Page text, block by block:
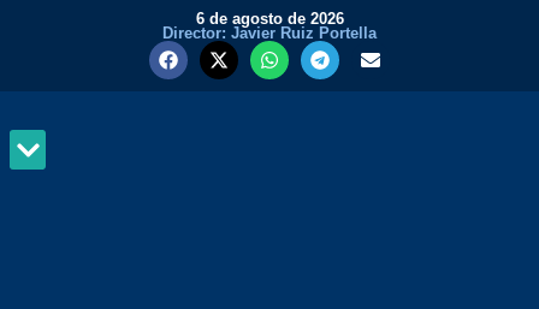
6 de agosto de 2026
Director: Javier Ruiz Portella